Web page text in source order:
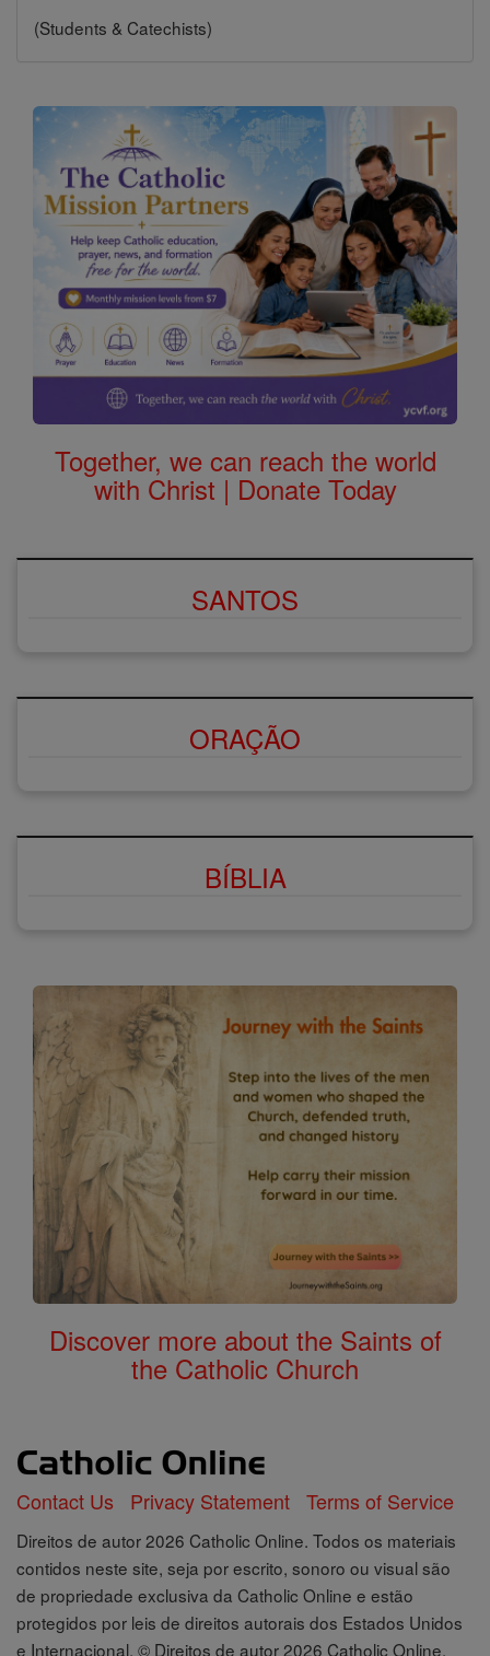
(Students & Catechists)
Together, we can reach the world
with Christ | Donate Today
SANTOS
ORAÇÃO
BÍBLIA
Discover more about the Saints of
the Catholic Church
Contact Us Privacy Statement Terms of Service
Direitos de autor 2026 Catholic Online. Todos os materiais
contidos neste site, seja por escrito, sonoro ou visual são
de propriedade exclusiva da Catholic Online e estão
protegidos por leis de direitos autorais dos Estados Unidos
e Internacional, © Direitos de autor 2026 Catholic Online.